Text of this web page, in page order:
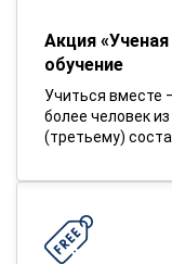
Акция
обучение
Учиться вместе
более человек
(третьему)